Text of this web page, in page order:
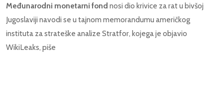
Međunarodni monetarni fond nosi dio krivice za rat u bivšoj
Jugoslaviji navodi se u tajnom memorandumu američkog
instituta za strateške analize Stratfor, kojega je objavio
WikiLeaks, piše